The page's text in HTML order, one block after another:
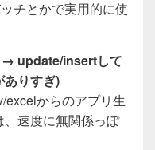
チとかで実用的に使
→ update/insertして
ありすぎ)
excelからのアプリ生
速度に無関係っぽ